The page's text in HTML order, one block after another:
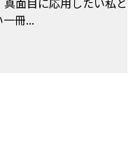
冊...